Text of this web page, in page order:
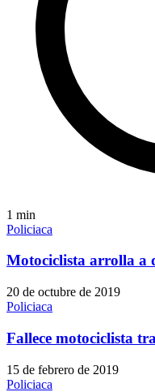
1 min
Policiaca
Motociclista arrolla a
20 de octubre de 2019
Policiaca
Fallece motociclista
15 de febrero de 2019
Policiaca